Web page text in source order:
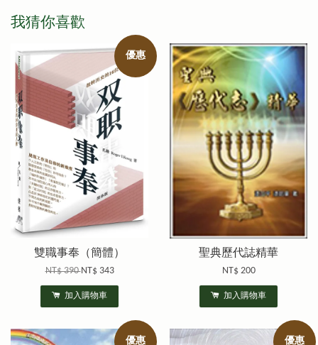
我猜你喜歡
優惠
雙職事奉（簡體）
NT$ 390NT$ 343
加入購物車
聖典歷代誌精華
NT$ 200
加入購物車
優惠 優惠